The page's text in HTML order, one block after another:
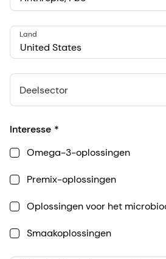
548 Market St Pmb 90375, San Francisco,
United States
Land
Deelsector
Interesse
Omega-3-oplossingen
Premix-oplossingen
Oplossingen voor het
Smaakoplossingen